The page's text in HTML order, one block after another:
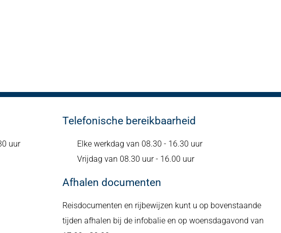
uur
Telefonische bereikbaarheid
Elke werkdag van 08.30 - 16.30 uur
Vrijdag van 08.30 uur - 16.00 uur
Afhalen documenten
Reisdocumenten en rijbewijzen kunt u op bovenstaande
tijden afhalen bij de infobalie en op woensdagavond van